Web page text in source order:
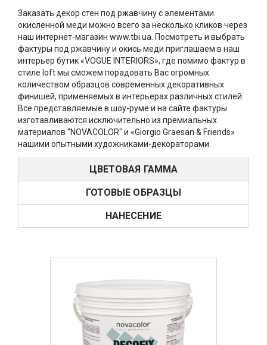
Заказать декор стен под ржавчину с элементами
окисленной меди можно всего за несколько кликов через
наш интернет-магазин www.tbi.ua. Посмотреть и выбрать
фактуры под ржавчину и окись меди приглашаем в наш
интерьер бутик «VOGUE INTERIORS», где помимо фактур в
стиле loft мы сможем порадовать Вас огромных
количеством образцов современных декоративных
финишей, применяемых в интерьерах различных стилей.
Все представляемые в шоу-руме и на сайте фактуры
изготавливаются исключительно из премиальных
материалов “NOVACOLOR" и «Giorgio Graesan & Friends»
нашими опытными художниками-декораторами.
ЦВЕТОВАЯ ГАММА
ГОТОВЫЕ ОБРАЗЦЫ
НАНЕСЕНИЕ